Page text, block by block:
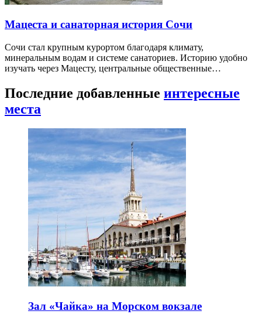
Мацеста и санаторная история Сочи
Сочи стал крупным курортом благодаря климату,
минеральным водам и системе санаториев. Историю удобно
изучать через Мацесту, центральные общественные…
Последние добавленные интересные
места
Зал «Чайка» на Морском вокзале